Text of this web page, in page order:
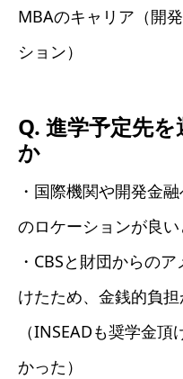
MBAのキャリア（開
ション）
Q. 進学予定先
か
・国際機関や開発金
のロケーションが良
・CBSと財団からの
けたため、金銭的負
（INSEADも奨学金
かった）